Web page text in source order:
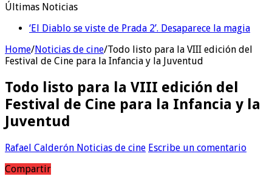
Últimas Noticias
‘El Diablo se viste de Prada 2’. Desaparece la magia
‘Boulevard’. Nada nuevo
Home/Noticias de cine/Todo listo para la VIII edición del
Festival de Cine para la Infancia y la Juventud
Todo listo para la VIII edición del
Festival de Cine para la Infancia y la
Juventud
Rafael Calderón Noticias de cine Escribe un comentario
Compartir